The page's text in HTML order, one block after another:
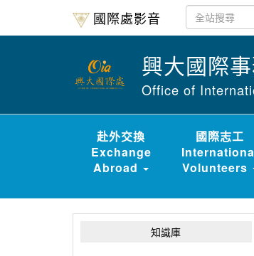
國際處影音
興大國際
Office of
赴外交換
Exchange
Abroad
國際志工
Volunteers
知識庫